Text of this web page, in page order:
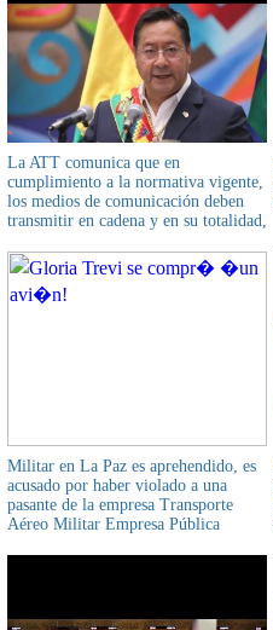
La ATT comunica que en
cumplimiento a la normativa vigente,
los medios de comunicación deben
transmitir en cadena y en su totalidad,
este 22 de enero
Militar en La Paz es aprehendido, es
acusado por haber violado a una
pasante de la empresa Transporte
Aéreo Militar Empresa Pública